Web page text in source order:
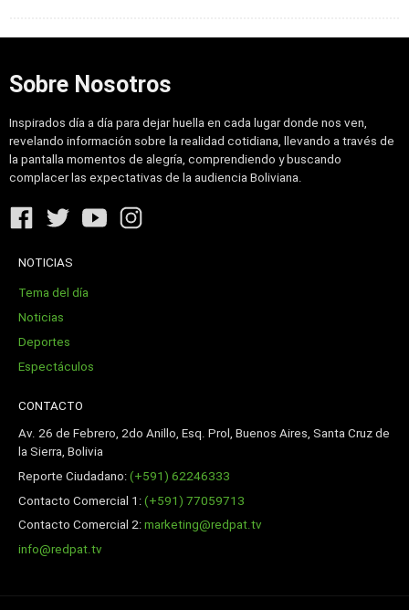
Sobre Nosotros
Inspirados día a día para dejar huella en cada lugar donde nos ven,
revelando información sobre la realidad cotidiana, llevando a través de
la pantalla momentos de alegría, comprendiendo y buscando
complacer las expectativas de la audiencia Boliviana.
NOTICIAS
Tema del día
Noticias
Deportes
Espectáculos
CONTACTO
Av. 26 de Febrero, 2do Anillo, Esq. Prol, Buenos Aires, Santa Cruz de
la Sierra, Bolivia
Reporte Ciudadano:(+591) 62246333
Contacto Comercial 1:(+591) 77059713
Contacto Comercial 2:marketing@redpat.tv
info@redpat.tv